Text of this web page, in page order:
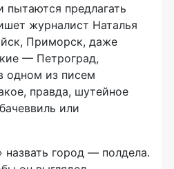
пытаются предлагать
журналист Наталья
Приморск, даже
— Петроград,
одном из писем
правда, шутейное
или
назвать город — полдела.